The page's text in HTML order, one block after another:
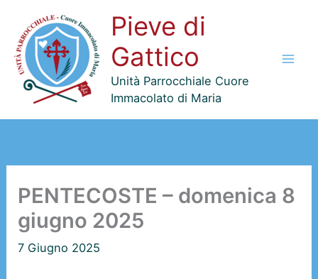
contenuto
Pieve di
Gattico
Unità Parrocchiale Cuore
Immacolato di Maria
PENTECOSTE – domenica 8
giugno 2025
7 Giugno 2025